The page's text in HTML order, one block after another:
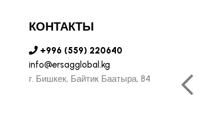
веру в
компанию Эрсаг"
КОНТАКТЫ
+996 (559) 220640
info@ersagglobal.kg
г. ​Бишкек, Байтик Баатыра, 84